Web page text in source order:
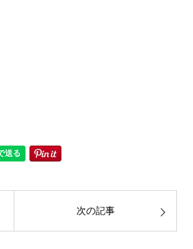
次の記事